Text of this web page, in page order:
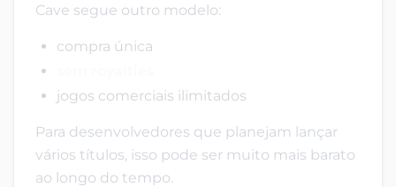
Cave segue outro modelo:
compra única
jogos comerciais ilimitados
Para desenvolvedores que planejam lançar
vários títulos, isso pode ser muito mais barato
ao longo do tempo.